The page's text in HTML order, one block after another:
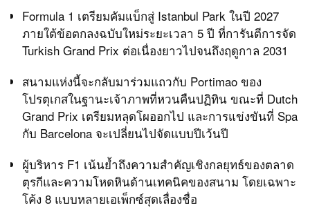
Formula 1 เตรียมคัมแบ็กสู่ Istanbul Park ในปี 2027
ภายใต้ข้อตกลงฉบับใหม่ระยะเวลา 5 ปี ที่การันตีการจัด
Turkish Grand Prix ต่อเนื่องยาวไปจนถึงฤดูกาล 2031
สนามแห่งนี้จะกลับมาร่วมแถวกับ Portimao ของ
โปรตุเกสในฐานะเจ้าภาพที่หวนคืนปฏิทิน ขณะที่ Dutch
Grand Prix เตรียมหลุดโผออกไป และการแข่งขันที่ Spa
กับ Barcelona จะเปลี่ยนไปจัดแบบปีเว้นปี
ผู้บริหาร F1 เน้นย้ำถึงความสำคัญเชิงกลยุทธ์ของตลาด
ตุรกีและความโหดหินด้านเทคนิคของสนาม โดยเฉพาะ
โค้ง 8 แบบหลายเอเพ็กซ์สุดเลื่องชื่อ